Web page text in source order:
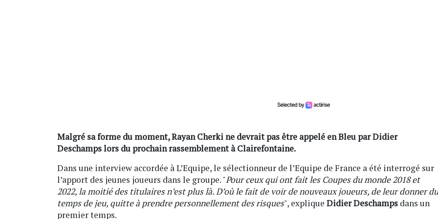
Malgré sa forme du moment, Rayan Cherki ne devrait pas être appelé en Bleu par Didier
Deschamps lors du prochain rassemblement à Clairefontaine.
Dans une interview accordée à L’Equipe, le sélectionneur de l’Equipe de France a été interrogé sur
l’apport des jeunes joueurs dans le groupe. "Pour ceux qui ont fait les Coupes du monde 2018 et
2022, la moitié des titulaires n’est plus là. D’où le fait de voir de nouveaux joueurs, de leur donner du
temps de jeu, quitte à prendre personnellement des risques", explique Didier Deschamps dans un
premier temps.